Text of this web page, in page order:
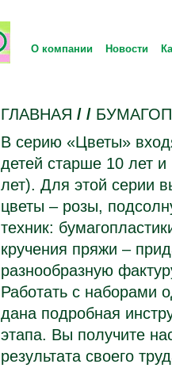
О компании Новости
ГЛАВНАЯ / /
В серию «Цветы»
детей старше 10 лет
лет). Для этой серии
цветы – розы,
техник:
кручения пряжи –
разнообразную
Работать с наборами
дана подробная
этапа. Вы получите
результата своего